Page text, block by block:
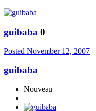
guibaba 0
Posted November 12, 2007
guibaba
Nouveau